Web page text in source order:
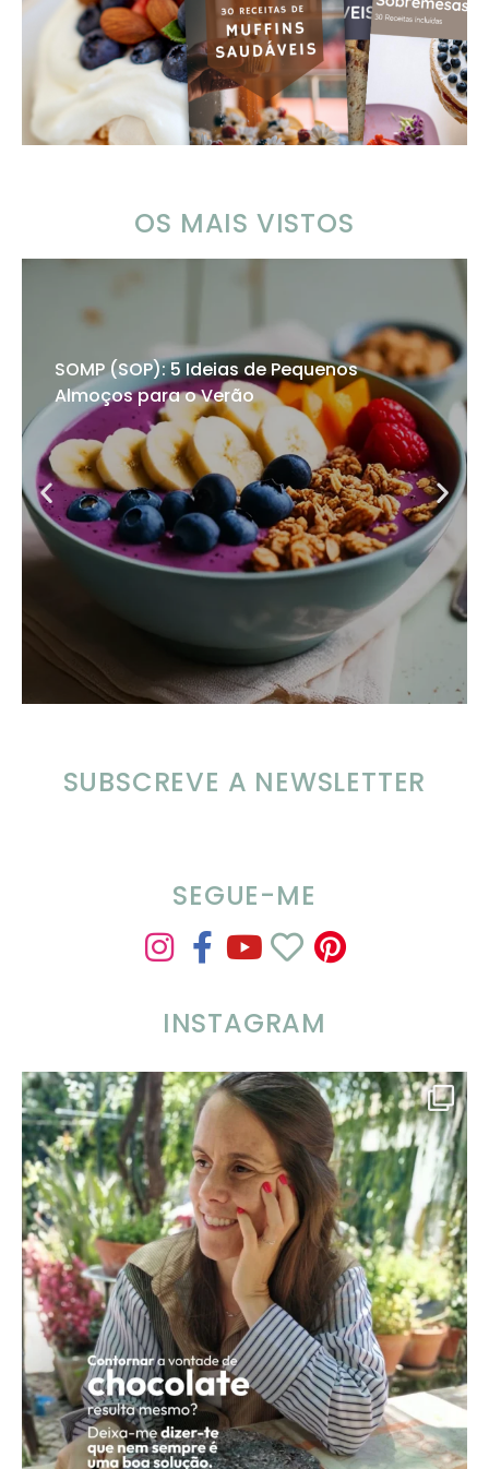
OS MAIS VISTOS
SOMP (SOP): 5 Ideias de Pequenos
Almoços para o Verão
SUBSCREVE A NEWSLETTER
SEGUE-ME
INSTAGRAM